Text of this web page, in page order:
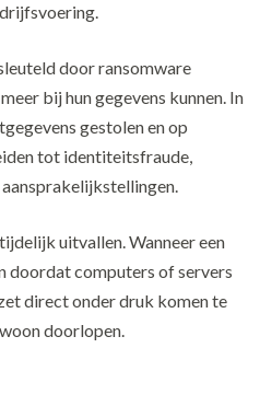
door ransomware
bij hun gegevens kunnen. In
gestolen en op
tot identiteitsfraude,
uitvallen. Wanneer een
doordat computers of servers
direct onder druk komen te
doorlopen.